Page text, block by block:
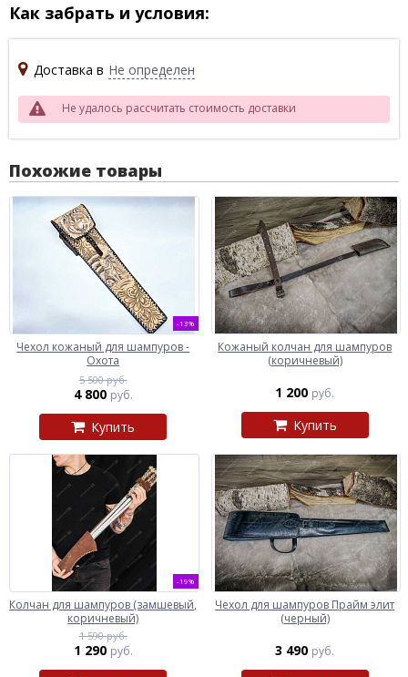
Как забрать и условия:
Доставка в Не определен
Не удалось рассчитать стоимость доставки
Похожие товары
-13%
Чехол кожаный для шампуров -
Охота
5 500 руб.
4 800 руб.
Купить
Кожаный колчан для шампуров
(коричневый)
1 200 руб.
Купить
-19%
Колчан для шампуров (замшевый,
коричневый)
1 590 руб.
1 290 руб.
Чехол для шампуров Прайм элит
(черный)
3 490 руб.